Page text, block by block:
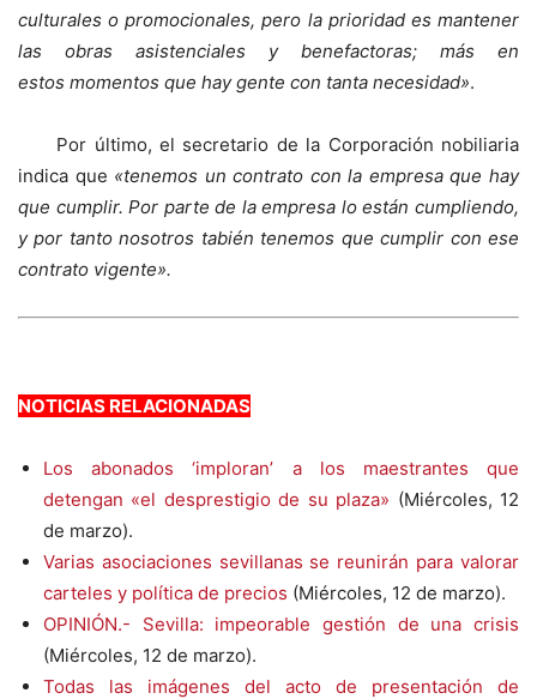
culturales o promocionales, pero la prioridad es mantener
las obras asistenciales y benefactoras; más en
estos momentos que hay gente con tanta necesidad».
Por último, el secretario de la Corporación nobiliaria
indica que «tenemos un contrato con la empresa que hay
que cumplir. Por parte de la empresa lo están cumpliendo,
y por tanto nosotros tabién tenemos que cumplir con ese
contrato vigente».
NOTICIAS RELACIONADAS
Los abonados ‘imploran’ a los maestrantes que
detengan «el desprestigio de su plaza» (Miércoles, 12
de marzo).
Varias asociaciones sevillanas se reunirán para valorar
carteles y política de precios (Miércoles, 12 de marzo).
OPINIÓN.- Sevilla: impeorable gestión de una crisis
(Miércoles, 12 de marzo).
Todas las imágenes del acto de presentación de